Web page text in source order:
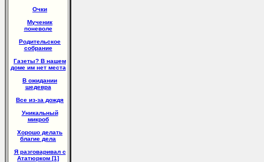
Очки
Мученик
поневоле
Родительское
собрание
Газеты? В нашем
доме им нет места
В ожидании
шедевра
Все из-за дождя
Уникальный
микроб
Хорошо делать
благие дела
Я разговаривал с
Ататюрком [1]